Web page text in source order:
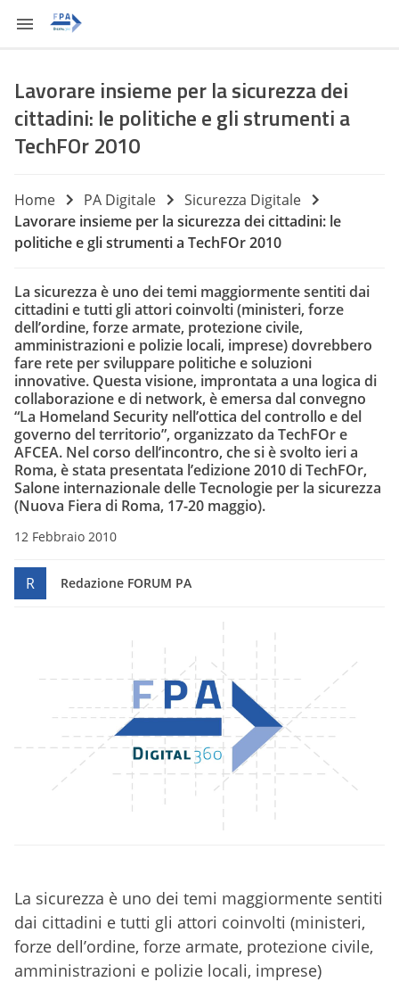
Lavorare insieme per la sicurezza dei
cittadini: le politiche e gli strumenti a
TechFOr 2010
Home PA Digitale
Sicurezza Digitale
Lavorare insieme per la sicurezza dei cittadini: le
politiche e gli strumenti a TechFOr 2010
La sicurezza è uno dei temi maggiormente sentiti dai
cittadini e tutti gli attori coinvolti (ministeri, forze
dell’ordine, forze armate, protezione civile,
amministrazioni e polizie locali, imprese) dovrebbero
fare rete per sviluppare politiche e soluzioni
innovative. Questa visione, improntata a una logica di
collaborazione e di network, è emersa dal convegno
“La Homeland Security nell’ottica del controllo e del
governo del territorio”, organizzato da TechFOr e
AFCEA. Nel corso dell’incontro, che si è svolto ieri a
Roma, è stata presentata l’edizione 2010 di TechFOr,
Salone internazionale delle Tecnologie per la sicurezza
(Nuova Fiera di Roma, 17-20 maggio).
12 Febbraio 2010
R Redazione FORUM PA
La sicurezza è uno dei temi maggiormente sentiti
dai cittadini e tutti gli attori coinvolti (ministeri,
forze dell’ordine, forze armate, protezione civile,
amministrazioni e polizie locali, imprese)